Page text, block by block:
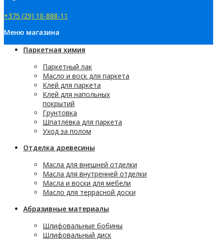
+375 (29) 10-888-11
Меню магазина
Паркетная химия
Паркетный лак
Масло и воск для паркета
Клей для паркета
Клей для напольных
покрытий
Грунтовка
Шпатлёвка для паркета
Уход за полом
Отделка древесины
Масла для внешней отделки
Масла для внутренней отделки
Масла и воски для мебели
Масло для террасной доски
Абразивные материалы
Шлифовальные бобины
Шлифовальный диск